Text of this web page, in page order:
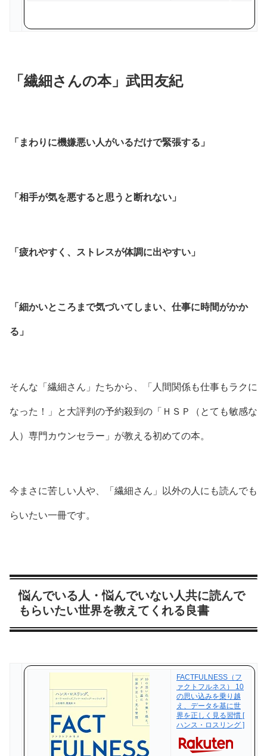
「繊細さんの本」武田友紀
「まわりに機嫌悪い人がいるだけで緊張する」
「相手が気を悪すると思うと断れない」
「疲れやすく、ストレスが体調に出やすい」
「細かいところまで気づいてしまい、仕事に時間がかか
る」
そんな「繊細さん」たちから、「人間関係も仕事もラクに
なった！」と大評判の予約殺到の「ＨＳＰ（とても敏感な
人）専門カウンセラー」が教える初めての本。
今まさに苦しい人や、「繊細さん」以外の人にも読んでも
らいたい一冊です。
悩んでいる人・悩んでいない人共に読んで
もらいたい世界を教えてくれる良書
FACTFULNESS（フ
ァクトフルネス） 10
の思い込みを乗り越
え、データを基に世
界を正しく見る習慣 [
ハンス・ロスリング ]